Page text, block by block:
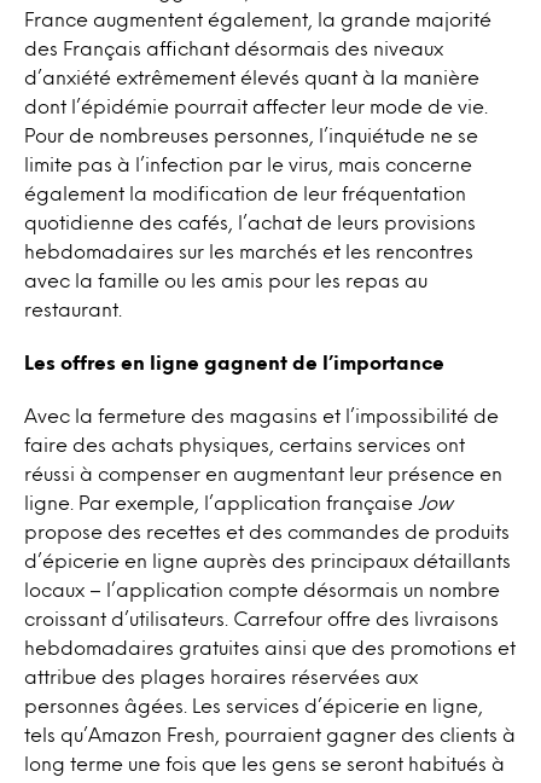
France augmentent également, la grande majorité
des Français affichant désormais des niveaux
d’anxiété extrêmement élevés quant à la manière
dont l’épidémie pourrait affecter leur mode de vie.
Pour de nombreuses personnes, l’inquiétude ne se
limite pas à l’infection par le virus, mais concerne
également la modification de leur fréquentation
quotidienne des cafés, l’achat de leurs provisions
hebdomadaires sur les marchés et les rencontres
avec la famille ou les amis pour les repas au
restaurant.
Les offres en ligne gagnent de l’importance
Avec la fermeture des magasins et l’impossibilité de
faire des achats physiques, certains services ont
réussi à compenser en augmentant leur présence en
ligne. Par exemple, l’application française
Jow
propose des recettes et des commandes de produits
d’épicerie en ligne auprès des principaux détaillants
locaux – l’application compte désormais un nombre
croissant d’utilisateurs. Carrefour offre des livraisons
hebdomadaires gratuites ainsi que des promotions et
attribue des plages horaires réservées aux
personnes âgées. Les services d’épicerie en ligne,
tels qu’Amazon Fresh, pourraient gagner des clients à
long terme une fois que les gens se seront habitués à